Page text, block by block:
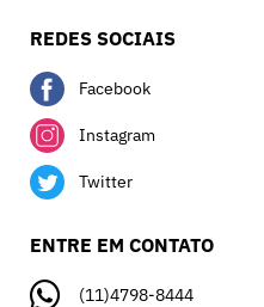
REDES SOCIAIS
Facebook
Instagram
Twitter
ENTRE EM CONTATO
(11)4798-8444